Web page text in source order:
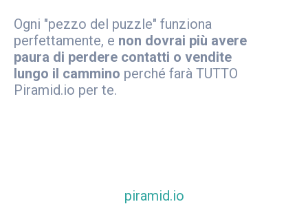
Ogni "pezzo del puzzle" funziona
perfettamente, e non dovrai più avere
paura di perdere contatti o vendite
lungo il cammino perché farà TUTTO
Piramid.io per te.
piramid.io